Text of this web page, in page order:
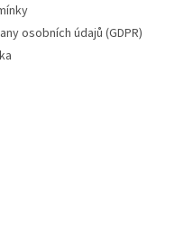
osobních údajů (GDPR)